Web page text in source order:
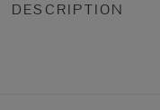
DESCRIPTION